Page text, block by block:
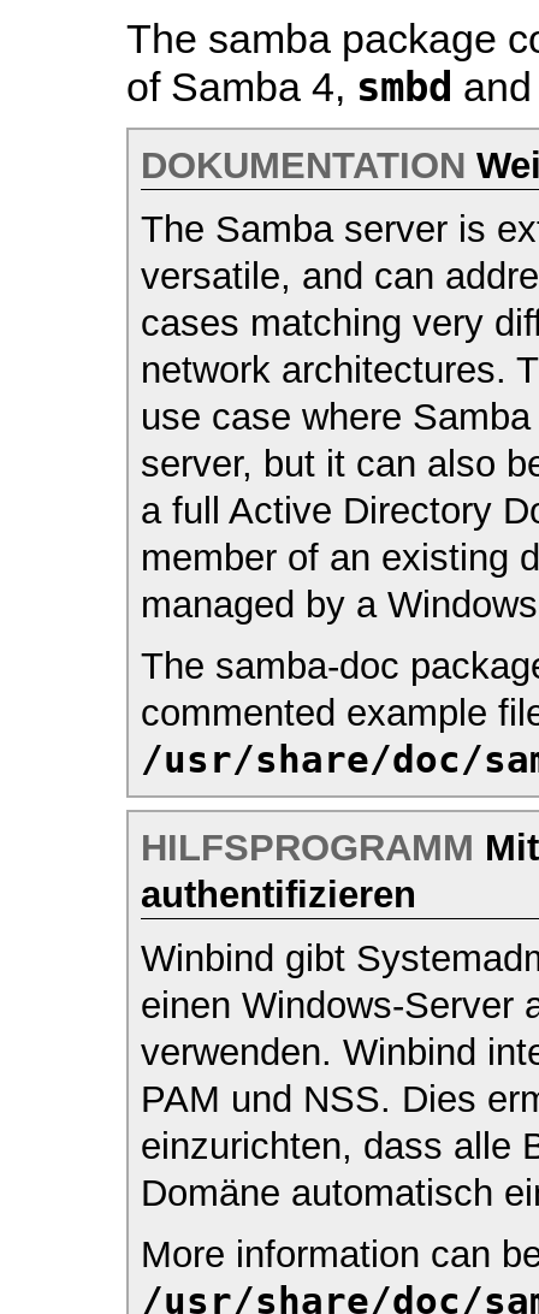
The samba package
of Samba 4, smbd
DOKUMENTATION
The Samba server is
versatile, and can
cases matching very
network architectures.
use case where
server, but it can also
a full Active Directory
member of an existing
managed by a
The samba-doc
commented example
/usr/share/doc/
HILFSPROGRAMM
authentifizieren
Winbind gibt
einen Windows-Server
verwenden. Winbind
PAM und NSS. Dies
einzurichten, dass alle
Domäne automatisch
More information can
/usr/share/doc/